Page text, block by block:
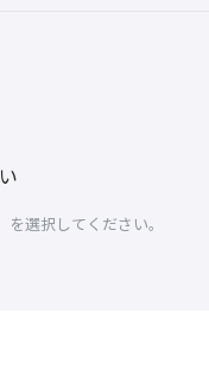
選択してください。